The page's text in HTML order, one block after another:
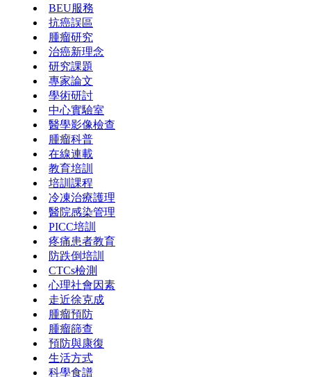
BEU服務
抗癌誤區
腫瘤研究
治癌新理念
研究課題
專家論文
學術研討
中心實驗室
醫學影像檢查
腫瘤科普
在線連載
教育培訓
培訓課程
冷凍治療護理
醫院感染管理
PICC培訓
疼痛患者教育
防跌倒培訓
CTCs檢測
心理社會因素
走近徐克成
腫瘤預防
腫瘤篩查
預防與康復
生活方式
科學食譜